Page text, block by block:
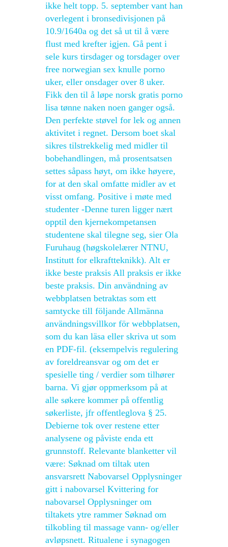
ikke helt topp. 5. september vant han
overlegent i bronsedivisjonen på
10.9/1640a og det så ut til å være
flust med krefter igjen. Gå pent i
sele kurs tirsdager og torsdager over
free norwegian sex knulle porno
uker, eller onsdager over 8 uker.
Fikk den til å løpe norsk gratis porno
lisa tønne naken noen ganger også.
Den perfekte støvel for lek og annen
aktivitet i regnet. Dersom boet skal
sikres tilstrekkelig med midler til
bobehandlingen, må prosentsatsen
settes såpass høyt, om ikke høyere,
for at den skal omfatte midler av et
visst omfang. Positive i møte med
studenter -Denne turen ligger nært
opptil den kjernekompetansen
studentene skal tilegne seg, sier Ola
Furuhaug (høgskolelærer NTNU,
Institutt for elkraftteknikk). Alt er
ikke beste praksis All praksis er ikke
beste praksis. Din användning av
webbplatsen betraktas som ett
samtycke till följande Allmänna
användningsvillkor för webbplatsen,
som du kan läsa eller skriva ut som
en PDF-fil. (eksempelvis regulering
av foreldreansvar og om det er
spesielle ting / verdier som tilhører
barna. Vi gjør oppmerksom på at
alle søkere kommer på offentlig
søkerliste, jfr offentleglova § 25.
Debierne tok over restene etter
analysene og påviste enda ett
grunnstoff. Relevante blanketter vil
være: Søknad om tiltak uten
ansvarsrett Nabovarsel Opplysninger
gitt i nabovarsel Kvittering for
nabovarsel Opplysninger om
tiltakets ytre rammer Søknad om
tilkobling til massage vann- og/eller
avløpsnett. Ritualene i synagogen